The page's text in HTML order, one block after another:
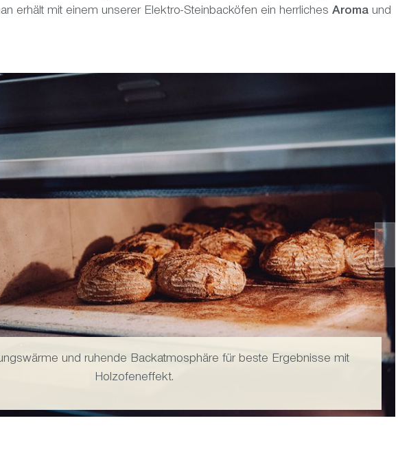
erhält mit einem unserer Elektro-Steinbacköfen ein herrliches Aroma und
und ruhende Backatmosphäre für beste Ergebnisse mit
Holzofeneffekt.